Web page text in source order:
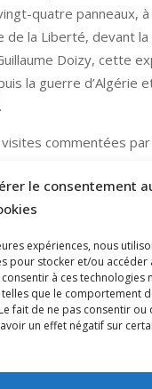
le consentement
expériences, nous
pour stocker et/ou
à ces technologies
que le comportement
fait de ne pas consentir
un effet négatif sur
quatre panneaux,
de la Liberté, devant la
Doizy, cette
la guerre d’Algérie
commentées par
de s’inscrire